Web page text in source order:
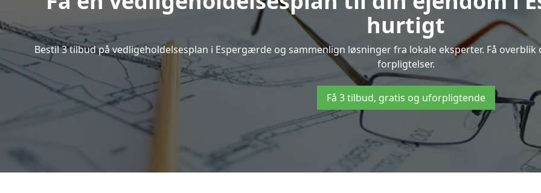
hurtigt
Bestil 3 tilbud på vedligeholdelsesplan i Espergærde og sammenlign løsninger fra lokale eksperter. Få
forpligtelser.
Få 3 tilbud, gratis og uforpligtende